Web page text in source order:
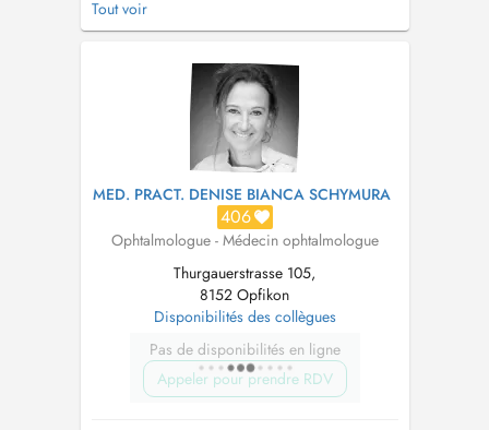
Fremdjahr vor der fachspezifischen
Chirurgischen Klinik im Zuger Kantonsspital.
Dr. Nagy wurde von August 2013 bis August
Tout voir
MED. PRACT. DENISE BIANCA SCHYMURA
406
Ophtalmologue - Médecin ophtalmologue
Thurgauerstrasse 105,
8152 Opfikon
Disponibilités des collègues
Pas de disponibilités en ligne
Appeler pour prendre RDV